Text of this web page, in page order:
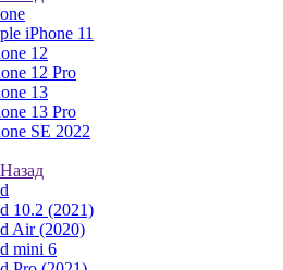
iPhone 11
12
12 Pro
13
13 Pro
SE 2022
Назад
10.2 (2021)
Air (2020)
mini 6